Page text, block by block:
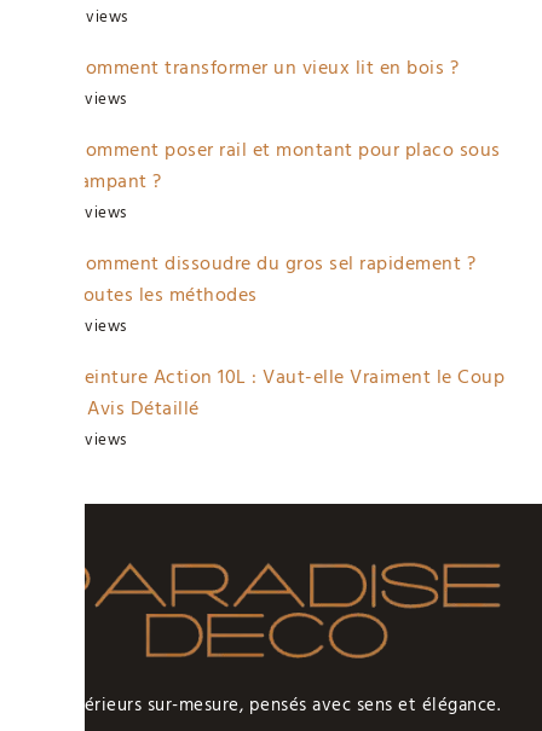
4 views
Comment transformer un vieux lit en bois ?
3 views
Comment poser rail et montant pour placo sous
rampant ?
3 views
Comment dissoudre du gros sel rapidement ?
Toutes les méthodes
3 views
Peinture Action 10L : Vaut-elle Vraiment le Coup
? Avis Détaillé
3 views
Des intérieurs sur-mesure, pensés avec sens et élégance.